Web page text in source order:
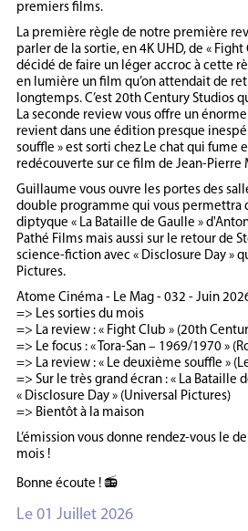
premiers films.
La première règle de notre première
parler de la sortie, en 4K UHD, de «
décidé de faire un léger accroc à cette
en lumière un film qu’on attendait de
longtemps. C’est 20th Century Studios
La seconde review vous offre un
revient dans une édition presque
souffle » est sorti chez Le chat qui fume
redécouverte sur ce film de Jean-Pierre
Guillaume vous ouvre les portes des
double programme qui vous permettra
diptyque « La Bataille de Gaulle »
Pathé Films mais aussi sur le retour de
science-fiction avec « Disclosure Day »
Pictures.
Atome Cinéma - Le Mag - 032 - Juin
=> Les sorties du mois
=> La review : « Fight Club » (20th
=> Le focus : « Tora-San – 1969/1970 »
=> La review : « Le deuxième souffle »
=> Sur le très grand écran : « La Bataille
« Disclosure Day » (Universal Pictures)
=> Bientôt à la maison
L’émission vous donne rendez-vous le
mois !
Bonne écoute ! 📻
Le 01 Juillet 2026